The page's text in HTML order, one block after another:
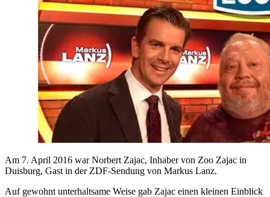
Am 7. April 2016 war Norbert Zajac, Inhaber von Zoo Zajac in
Duisburg, Gast in der ZDF-Sendung von Markus Lanz.
Auf gewohnt unterhaltsame Weise gab Zajac einen kleinen Einblick